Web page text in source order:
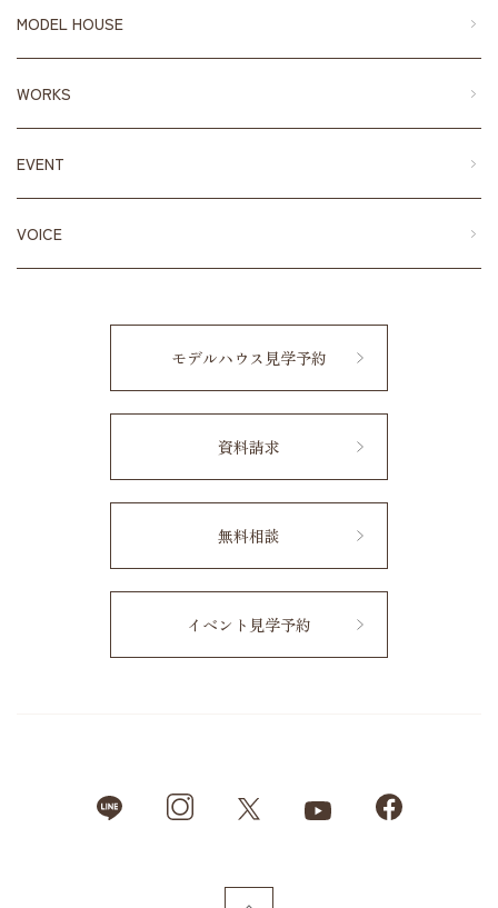
MODEL HOUSE
WORKS
EVENT
VOICE
モデルハウス見学予約
資料請求
無料相談
イベント見学予約